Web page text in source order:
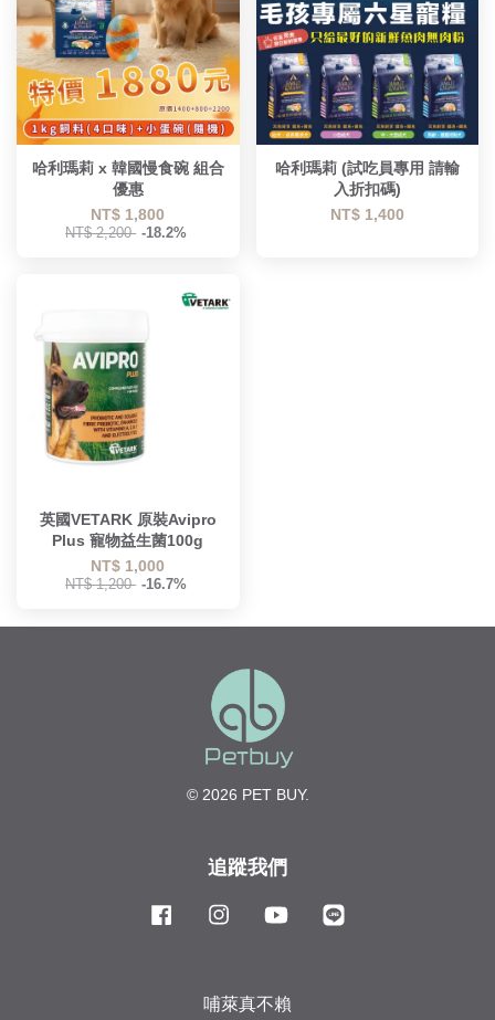
哈利瑪莉 x 韓國慢食碗 組合
優惠
NT$ 1,800
NT$ 2,200 -18.2%
哈利瑪莉 (試吃員專用 請輸
入折扣碼)
NT$ 1,400
英國VETARK 原裝Avipro
Plus 寵物益生菌100g
NT$ 1,000
NT$ 1,200 -16.7%
© 2026 PET BUY.
追蹤我們
Facebook Instagram YouTube
哺萊真不賴